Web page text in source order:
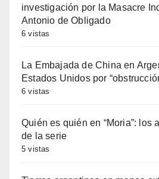
investigación por la Masacre
Antonio de Obligado
6 vistas
La Embajada de China en
Estados Unidos por
6 vistas
Quién es quién en “Moria”: los
de la serie
5 vistas